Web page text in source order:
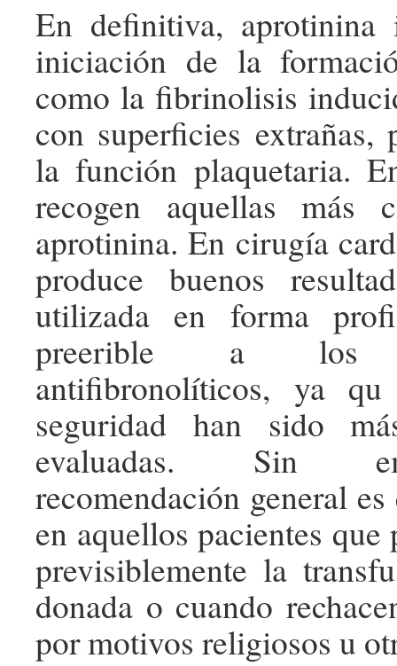
En definitiva,
iniciación de la
como la fibrinolisis
con superficies extrañas,
la función plaquetaria.
recogen aquellas más
aprotinina. En cirugía
produce buenos
utilizada en forma
preerible a los
antifibronolíticos, ya
seguridad han sido
evaluadas. Sin
recomendación general
en aquellos pacientes
previsiblemente la
donada o cuando
por motivos religiosos u